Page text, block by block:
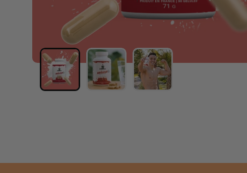
Caricare l'immagine 1 nella vista galleria